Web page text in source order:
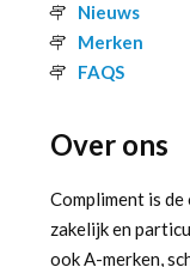
Nieuws
Merken
FAQS
Over ons
Compliment is
zakelijk en
ook A-merken,